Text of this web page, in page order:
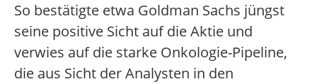
So bestätigte etwa Goldman Sachs jüngst
seine positive Sicht auf die Aktie und
verwies auf die starke Onkologie-Pipeline,
die aus Sicht der Analysten in den